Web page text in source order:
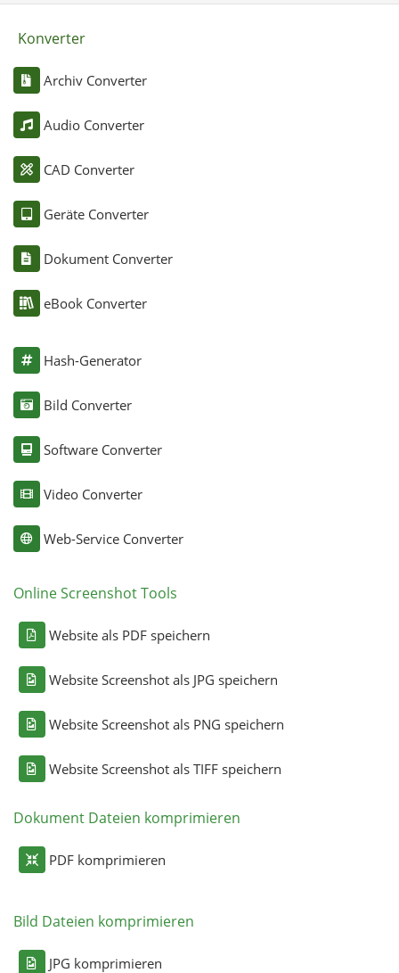
Konverter
Archiv Converter
Audio Converter
CAD Converter
Geräte Converter
Dokument Converter
eBook Converter
Hash-Generator
Bild Converter
Software Converter
Video Converter
Web-Service Converter
Online Screenshot Tools
Website als PDF speichern
Website Screenshot als JPG speichern
Website Screenshot als PNG speichern
Website Screenshot als TIFF speichern
Dokument Dateien komprimieren
PDF komprimieren
Bild Dateien komprimieren
JPG komprimieren